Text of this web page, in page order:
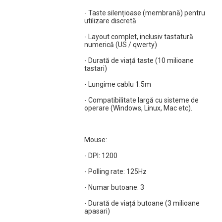
CARACTERISTICI PRINCIPALE
- Tastatură cu profil slim, design compact
- Taste silențioase (membrană) pentru utilizare discretă
- Layout complet, inclusiv tastatură numerică (US / qwerty)
- Taste silențioase (membrană) pentru
utilizare discretă
- Layout complet, inclusiv tastatură
numerică (US / qwerty)
- Durată de viață taste (10 milioane
tastari)
- Lungime cablu 1.5m
- Compatibilitate largă cu sisteme de
operare (Windows, Linux, Mac etc).
Mouse:
- DPI: 1200
- Polling rate: 125Hz
- Numar butoane: 3
- Durată de viață butoane (3 milioane
apasari)